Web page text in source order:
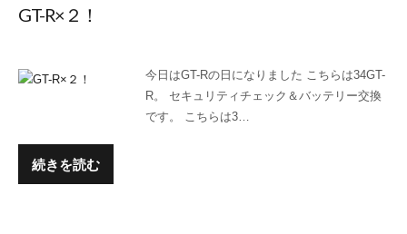
GT-R×２！
今日はGT-Rの日になりました こちらは34GT-
R。 セキュリティチェック＆バッテリー交換
です。 こちらは3…
続きを読む